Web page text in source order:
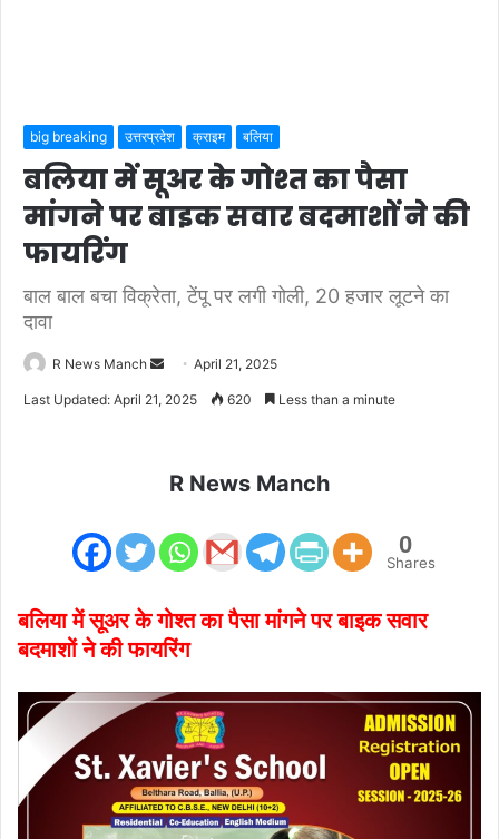
big breaking उत्तरप्रदेश क्राइम बलिया
बलिया में सूअर के गोश्त का पैसा
मांगने पर बाइक सवार बदमाशों ने की
फायरिंग
बाल बाल बचा विक्रेता, टेंपू पर लगी गोली, 20 हजार लूटने का
दावा
R News Manch
SendApril 21, 2025
Last Updated: April 21, 2025 620 Less than a minute
R News Manch
0
Shares
बलिया में सूअर के गोश्त का पैसा मांगने पर बाइक सवार
बदमाशों ने की फायरिंग